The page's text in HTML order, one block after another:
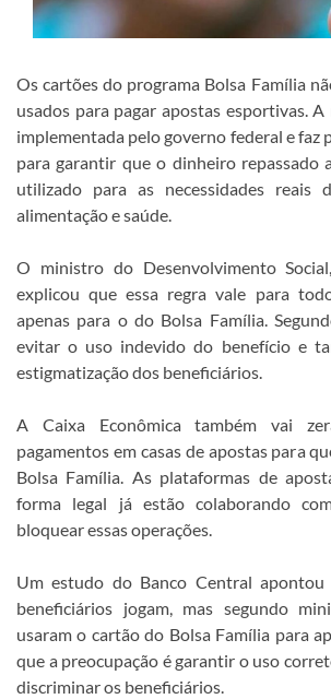
Os cartões do programa Bolsa Família
usados para pagar apostas esportivas.
implementada pelo governo federal e faz
para garantir que o dinheiro repassado
utilizado para as necessidades reais
alimentação e saúde.
O ministro do Desenvolvimento
explicou que essa regra vale para
apenas para o do Bolsa Família.
evitar o uso indevido do benefício e
estigmatização dos beneficiários.
A Caixa Econômica também vai
pagamentos em casas de apostas para
Bolsa Família. As plataformas de
forma legal já estão colaborando
bloquear essas operações.
Um estudo do Banco Central
beneficiários jogam, mas segundo
usaram o cartão do Bolsa Família para
que a preocupação é garantir o uso
discriminar os beneficiários.